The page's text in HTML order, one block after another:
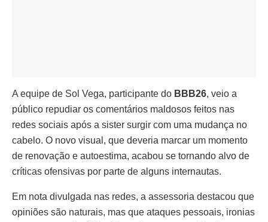
A equipe de Sol Vega, participante do BBB26, veio a
público repudiar os comentários maldosos feitos nas
redes sociais após a sister surgir com uma mudança no
cabelo. O novo visual, que deveria marcar um momento
de renovação e autoestima, acabou se tornando alvo de
críticas ofensivas por parte de alguns internautas.
Em nota divulgada nas redes, a assessoria destacou que
opiniões são naturais, mas que ataques pessoais, ironias